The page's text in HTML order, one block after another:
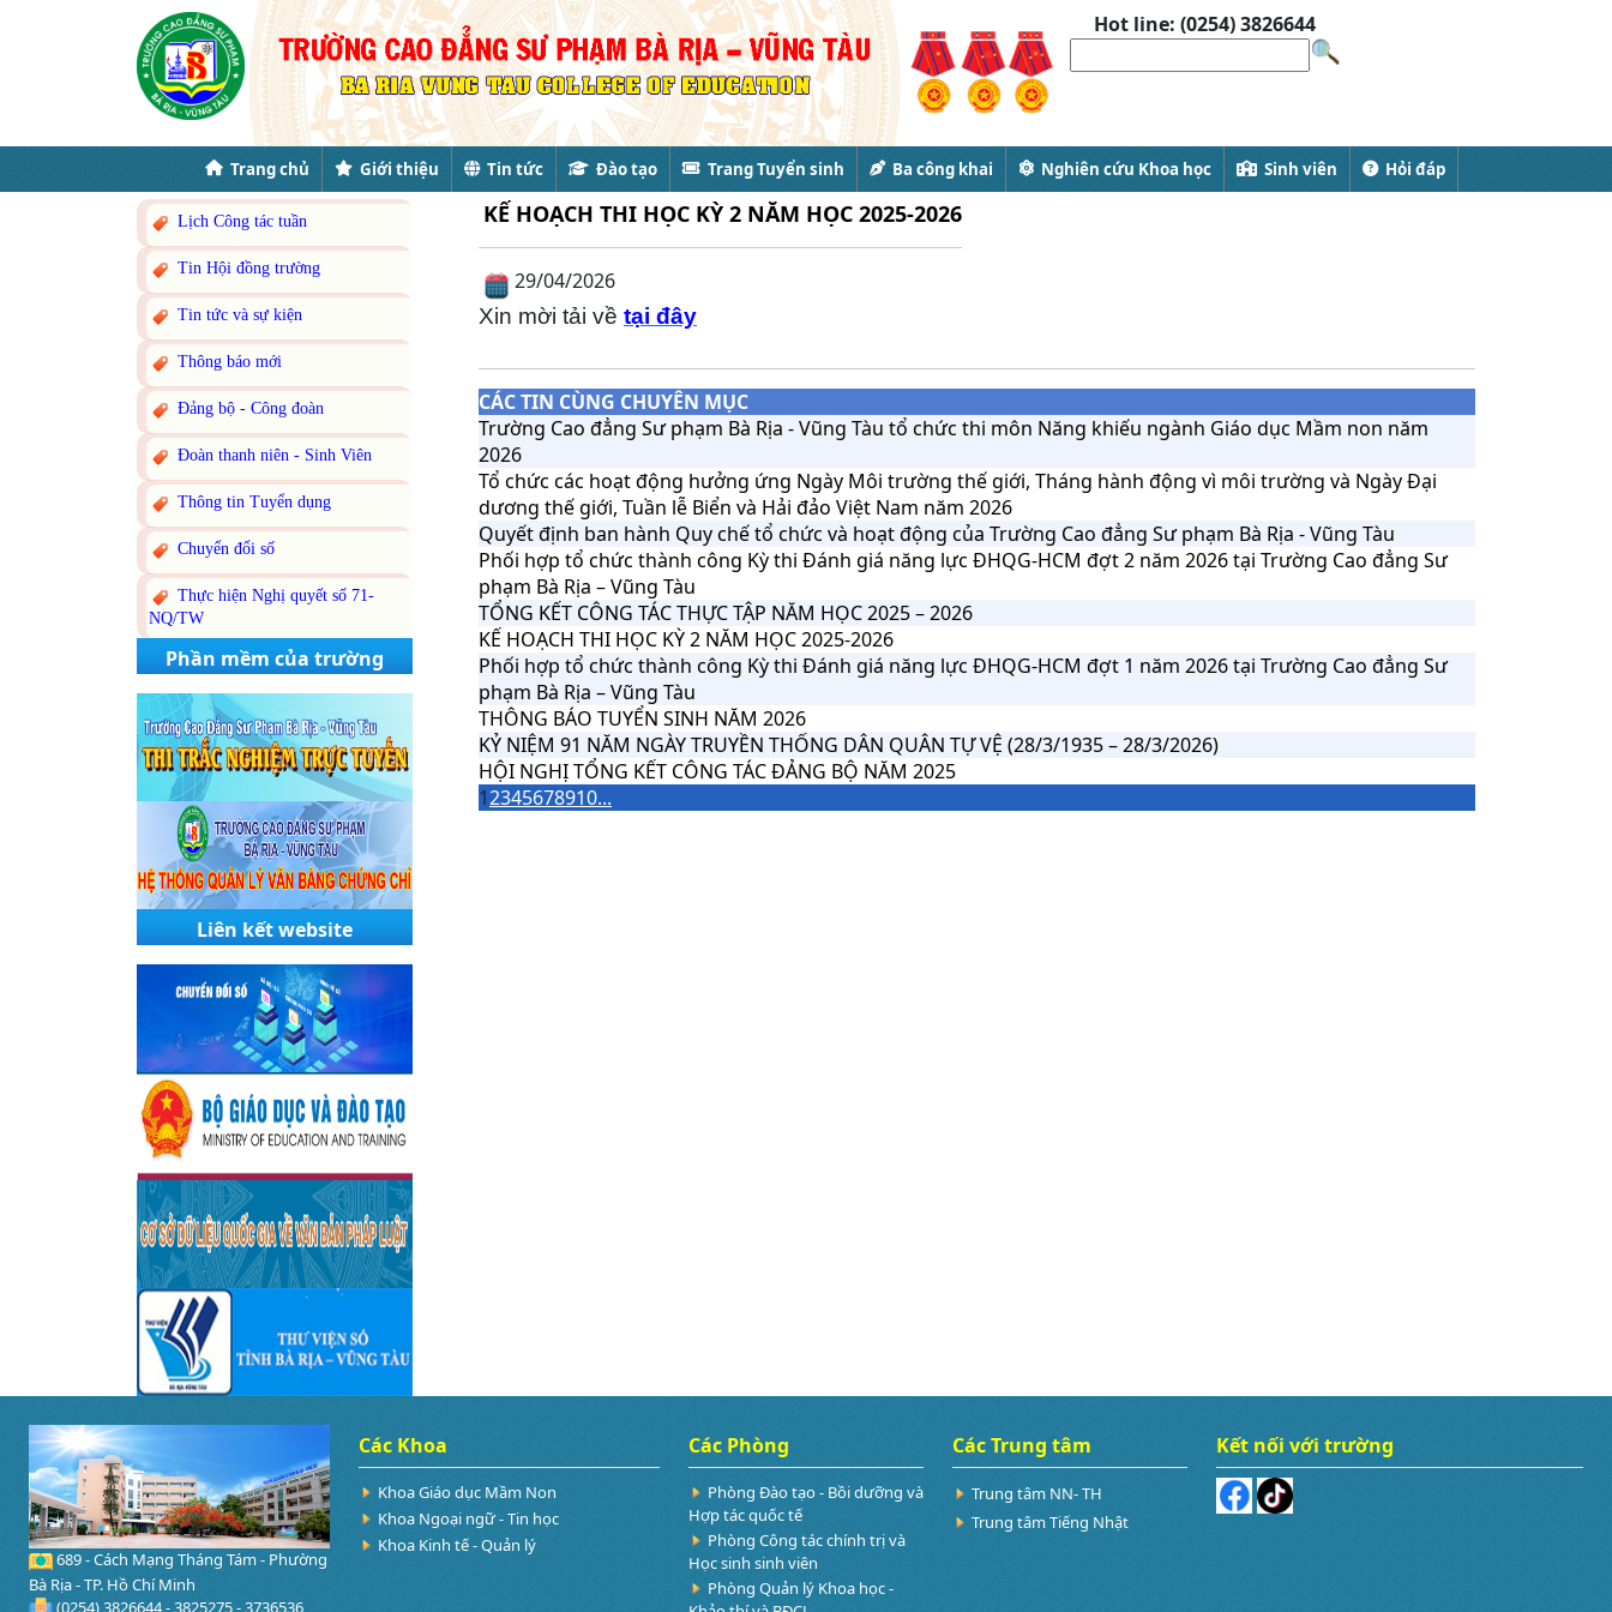
Hot line: (0254) 3826644
Trang chủ Giới thiệu Tin tức Đào tạo Trang Tuyển sinh Ba công khai Nghiên cứu Khoa học Sinh viên Hỏi đáp
Lịch Công tác tuần
Tin Hội đồng trường
Tin tức và sự kiện
Thông báo mới
Đảng bộ - Công đoàn
Đoàn thanh niên - Sinh Viên
Thông tin Tuyển dụng
Chuyển đổi số
Thực hiện Nghị quyết số 71-
NQ/TW
Phần mềm của trường
Liên kết website
KẾ HOẠCH THI HỌC KỲ 2 NĂM HỌC 2025-2026
29/04/2026
Xin mời tải về tại đây
CÁC TIN CÙNG CHUYÊN MỤC
Trường Cao đẳng Sư phạm Bà Rịa - Vũng Tàu tổ chức thi môn Năng khiếu ngành Giáo dục Mầm non năm
2026
Tổ chức các hoạt động hưởng ứng Ngày Môi trường thế giới, Tháng hành động vì môi trường và Ngày Đại
dương thế giới, Tuần lễ Biển và Hải đảo Việt Nam năm 2026
Quyết định ban hành Quy chế tổ chức và hoạt động của Trường Cao đẳng Sư phạm Bà Rịa - Vũng Tàu
Phối hợp tổ chức thành công Kỳ thi Đánh giá năng lực ĐHQG-HCM đợt 2 năm 2026 tại Trường Cao đẳng Sư
phạm Bà Rịa – Vũng Tàu
TỔNG KẾT CÔNG TÁC THỰC TẬP NĂM HỌC 2025 – 2026
KẾ HOẠCH THI HỌC KỲ 2 NĂM HỌC 2025-2026
Phối hợp tổ chức thành công Kỳ thi Đánh giá năng lực ĐHQG-HCM đợt 1 năm 2026 tại Trường Cao đẳng Sư
phạm Bà Rịa – Vũng Tàu
THÔNG BÁO TUYỂN SINH NĂM 2026
KỶ NIỆM 91 NĂM NGÀY TRUYỀN THỐNG DÂN QUÂN TỰ VỆ (28/3/1935 – 28/3/2026)
HỘI NGHỊ TỔNG KẾT CÔNG TÁC ĐẢNG BỘ NĂM 2025
12345678910...
689 - Cách Mạng Tháng Tám - Phường
Bà Rịa - TP. Hồ Chí Minh
(0254) 3826644 - 3825275 - 3736536
Các Khoa
Khoa Giáo dục Mầm Non
Khoa Ngoại ngữ - Tin học
Khoa Kinh tế - Quản lý
Các Phòng
Phòng Đào tạo - Bồi dưỡng và
Hợp tác quốc tế
Phòng Công tác chính trị và
Học sinh sinh viên
Phòng Quản lý Khoa học -
Các Trung tâm
Trung tâm NN- TH
Trung tâm Tiếng Nhật
Kết nối với trường